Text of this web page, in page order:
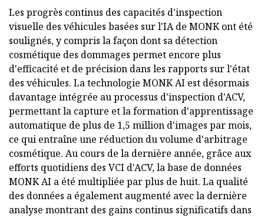
Les progrès continus des capacités d'inspection
visuelle des véhicules basées sur l'IA de MONK ont été
soulignés, y compris la façon dont sa détection
cosmétique des dommages permet encore plus
d'efficacité et de précision dans les rapports sur l'état
des véhicules. La technologie MONK AI est désormais
davantage intégrée au processus d'inspection d'ACV,
permettant la capture et la formation d'apprentissage
automatique de plus de 1,5 million d'images par mois,
ce qui entraîne une réduction du volume d'arbitrage
cosmétique. Au cours de la dernière année, grâce aux
efforts quotidiens des VCI d'ACV, la base de données
MONK AI a été multipliée par plus de huit. La qualité
des données a également augmenté avec la dernière
analyse montrant des gains continus significatifs dans